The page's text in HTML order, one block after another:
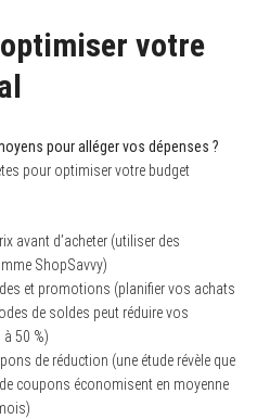
votre
pour alléger vos dépenses ?
pour optimiser votre budget
avant d’acheter (utiliser des
ShopSavvy)
et promotions (planifier vos achats
de soldes peut réduire vos
à 50 %)
de réduction (une étude révèle que
coupons économisent en moyenne